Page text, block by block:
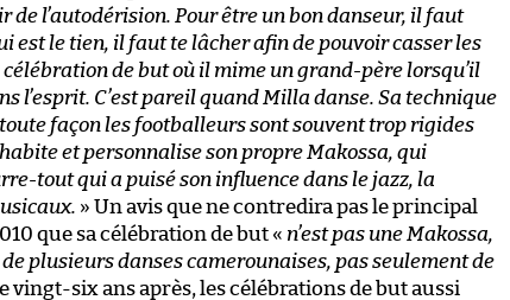
de l’autodérision. Pour être un bon danseur, il faut
est le tien, il faut te lâcher afin de pouvoir casser les
célébration de but où il mime un grand-père lorsqu’il
l’esprit. C’est pareil quand Milla danse. Sa technique
façon les footballeurs sont souvent trop rigides
et personnalise son propre Makossa, qui
tout qui a puisé son influence dans le jazz, la
» Un avis que ne contredira pas le principal
que sa célébration de but « n’est pas une Makossa,
plusieurs danses camerounaises, pas seulement de
vingt-six ans après, les célébrations de but aussi